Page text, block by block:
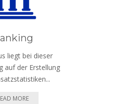
liegt bei dieser
auf der Erstellung
MORE